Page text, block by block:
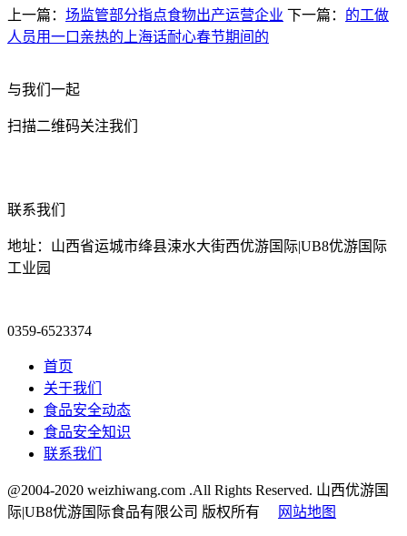
上一篇： 场监管部分指点食物出产运营企业 下一篇： 的工做
人员用一口亲热的上海话耐心春节期间的
与我们一起
扫描二维码关注我们
联系我们
地址：山西省运城市绛县涑水大街西优游国际|UB8优游国际
工业园
0359-6523374
首页
关于我们
食品安全动态
食品安全知识
联系我们
@2004-2020 weizhiwang.com .All Rights Reserved. 山西优游国
际|UB8优游国际食品有限公司 版权所有
网站地图